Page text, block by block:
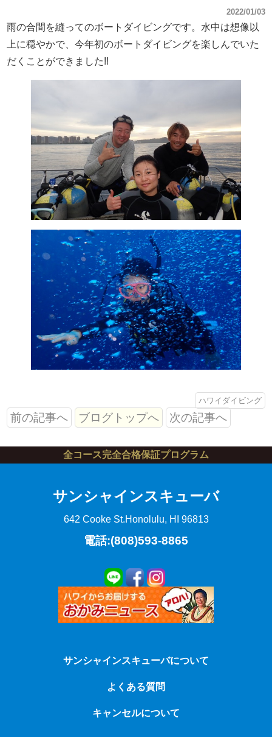
2022/01/03
雨の合間を縫ってのボートダイビングです。水中は想像以
上に穏やかで、今年初のボートダイビングを楽しんでいた
だくことができました!!
ハワイダイビング
前の記事へ ブログトップへ 次の記事へ
全コース完全合格保証プログラム
サンシャインスキューバ
642 Cooke St.Honolulu, HI 96813
電話:(808)593-8865
サンシャインスキューバについて
よくある質問
キャンセルについて